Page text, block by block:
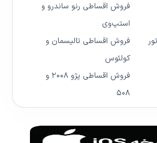
فروش اقساطی رنو ساندرو و
استپ‌وی
فروش اقساطی تالیسمان و
کولئوس
فروش اقساطی پژو ۲۰۰۸ و
۵۰۸